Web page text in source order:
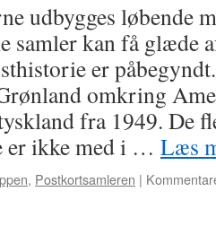
udbygges løbende
samler kan få glæde
er
omkring
fra 1949. De
er ikke med i … Læs
, Postkortsamleren |